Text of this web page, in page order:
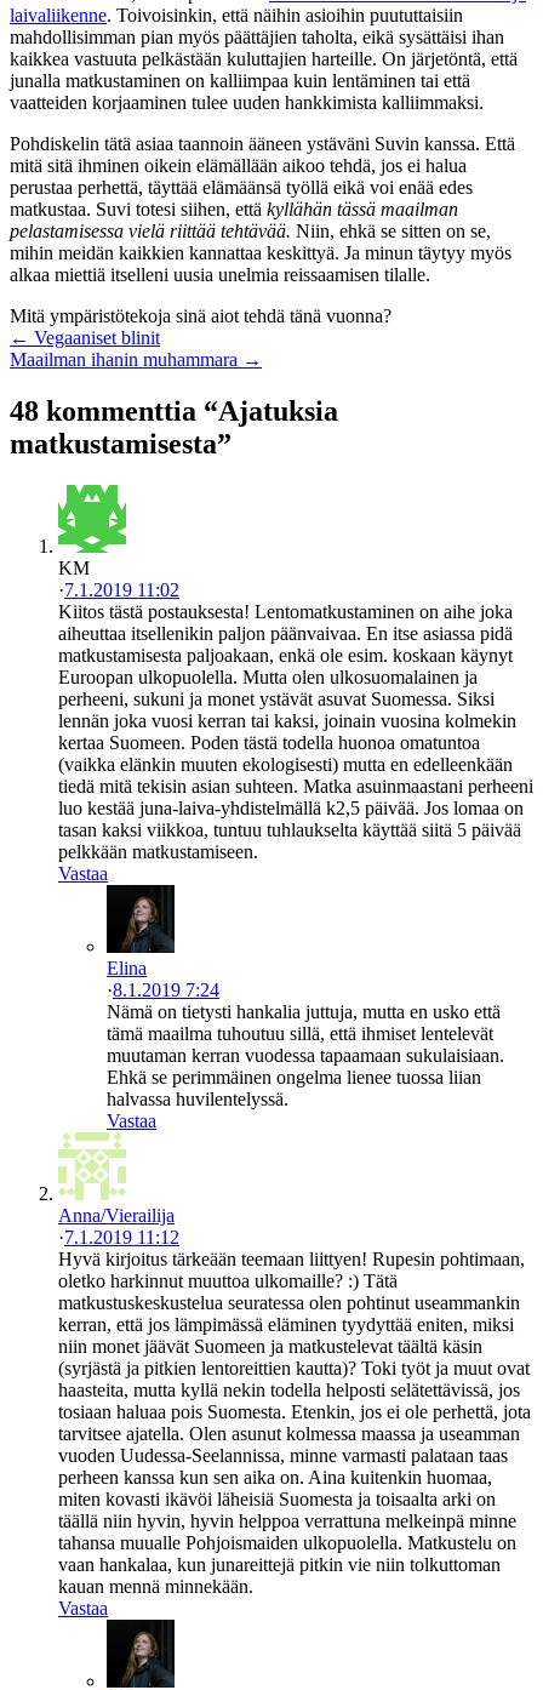
laivaliikenne. Toivoisinkin, että näihin asioihin puututtaisiin
mahdollisimman pian myös päättäjien taholta, eikä sysättäisi ihan
kaikkea vastuuta pelkästään kuluttajien harteille. On järjetöntä, että
junalla matkustaminen on kalliimpaa kuin lentäminen tai että
vaatteiden korjaaminen tulee uuden hankkimista kalliimmaksi.
Pohdiskelin tätä asiaa taannoin ääneen ystäväni Suvin kanssa. Että
mitä sitä ihminen oikein elämällään aikoo tehdä, jos ei halua
perustaa perhettä, täyttää elämäänsä työllä eikä voi enää edes
matkustaa. Suvi totesi siihen, että kyllähän tässä maailman
pelastamisessa vielä riittää tehtävää. Niin, ehkä se sitten on se,
mihin meidän kaikkien kannattaa keskittyä. Ja minun täytyy myös
alkaa miettiä itselleni uusia unelmia reissaamisen tilalle.
Mitä ympäristötekoja sinä aiot tehdä tänä vuonna?
← Vegaaniset blinit
Maailman ihanin muhammara →
48 kommenttia “Ajatuksia
matkustamisesta”
KM
·7.1.2019 11:02
Kiitos tästä postauksesta! Lentomatkustaminen on aihe joka
aiheuttaa itsellenikin paljon päänvaivaa. En itse asiassa pidä
matkustamisesta paljoakaan, enkä ole esim. koskaan käynyt
Euroopan ulkopuolella. Mutta olen ulkosuomalainen ja
perheeni, sukuni ja monet ystävät asuvat Suomessa. Siksi
lennän joka vuosi kerran tai kaksi, joinain vuosina kolmekin
kertaa Suomeen. Poden tästä todella huonoa omatuntoa
(vaikka elänkin muuten ekologisesti) mutta en edelleenkään
tiedä mitä tekisin asian suhteen. Matka asuinmaastani perheeni
luo kestää juna-laiva-yhdistelmällä k2,5 päivää. Jos lomaa on
tasan kaksi viikkoa, tuntuu tuhlaukselta käyttää siitä 5 päivää
pelkkään matkustamiseen.
Vastaa
Elina
·8.1.2019 7:24
Nämä on tietysti hankalia juttuja, mutta en usko että
tämä maailma tuhoutuu sillä, että ihmiset lentelevät
muutaman kerran vuodessa tapaamaan sukulaisiaan.
Ehkä se perimmäinen ongelma lienee tuossa liian
halvassa huvilentelyssä.
Vastaa
Anna/Vierailija
·7.1.2019 11:12
Hyvä kirjoitus tärkeään teemaan liittyen! Rupesin pohtimaan,
oletko harkinnut muuttoa ulkomaille? :) Tätä
matkustuskeskustelua seuratessa olen pohtinut useammankin
kerran, että jos lämpimässä eläminen tyydyttää eniten, miksi
niin monet jäävät Suomeen ja matkustelevat täältä käsin
(syrjästä ja pitkien lentoreittien kautta)? Toki työt ja muut ovat
haasteita, mutta kyllä nekin todella helposti selätettävissä, jos
tosiaan haluaa pois Suomesta. Etenkin, jos ei ole perhettä, jota
tarvitsee ajatella. Olen asunut kolmessa maassa ja useamman
vuoden Uudessa-Seelannissa, minne varmasti palataan taas
perheen kanssa kun sen aika on. Aina kuitenkin huomaa,
miten kovasti ikävöi läheisiä Suomesta ja toisaalta arki on
täällä niin hyvin, hyvin helppoa verrattuna melkeinpä minne
tahansa muualle Pohjoismaiden ulkopuolella. Matkustelu on
vaan hankalaa, kun junareittejä pitkin vie niin tolkuttoman
kauan mennä minnekään.
Vastaa